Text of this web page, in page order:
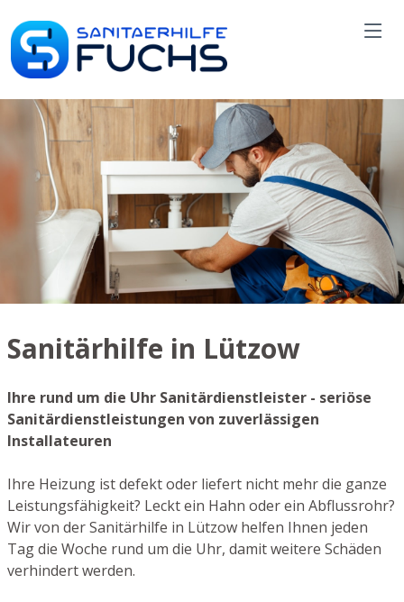
Sanitärhilfe in Lützow
Ihre rund um die Uhr Sanitärdienstleister - seriöse
Sanitärdienstleistungen von zuverlässigen
Installateuren
Ihre Heizung ist defekt oder liefert nicht mehr die ganze
Leistungsfähigkeit? Leckt ein Hahn oder ein Abflussrohr?
Wir von der Sanitärhilfe in Lützow helfen Ihnen jeden
Tag die Woche rund um die Uhr, damit weitere Schäden
verhindert werden.